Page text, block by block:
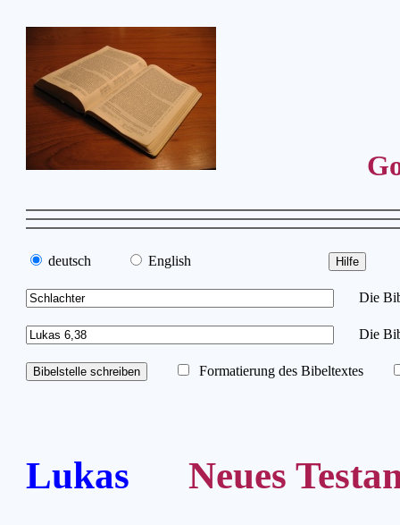
deutsch English
Die
Die
Formatierung des Bibeltextes
Lukas Neues